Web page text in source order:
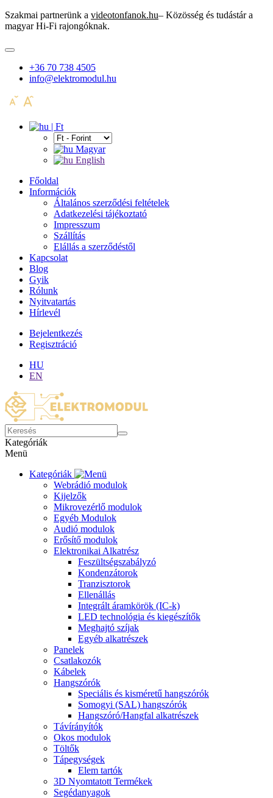
Szakmai partnerünk a videotonfanok.hu– Közösség és tudástár a
magyar Hi-Fi rajongóknak.
+36 70 738 4505
info@elektromodul.hu
| Ft
Magyar
English
Főoldal
Információk
Általános szerződési feltételek
Adatkezelési tájékoztató
Impresszum
Szállítás
Elállás a szerződéstől
Kapcsolat
Blog
Gyik
Rólunk
Nyitvatartás
Hírlevél
Bejelentkezés
Regisztráció
HU
EN
Kategóriák
Menü
Kategóriák
Webrádió modulok
Kijelzők
Mikrovezérlő modulok
Egyéb Modulok
Audió modulok
Erősítő modulok
Elektronikai Alkatrész
Feszültségszabályzó
Kondenzátorok
Tranzisztorok
Ellenállás
Integrált áramkörök (IC-k)
LED technológia és kiegészítők
Meghajtó szíjak
Egyéb alkatrészek
Panelek
Csatlakozók
Kábelek
Hangszórók
Speciális és kisméretű hangszórók
Somogyi (SAL) hangszórók
Hangszóró/Hangfal alkatrészek
Távírányítók
Okos modulok
Töltők
Tápegységek
Elem tartók
3D Nyomtatott Termékek
Segédanyagok